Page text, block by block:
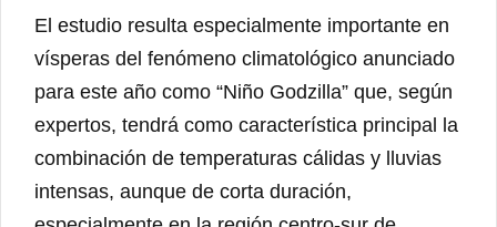
El estudio resulta especialmente importante en
vísperas del fenómeno climatológico anunciado
para este año como “Niño Godzilla” que, según
expertos, tendrá como característica principal la
combinación de temperaturas cálidas y lluvias
intensas, aunque de corta duración,